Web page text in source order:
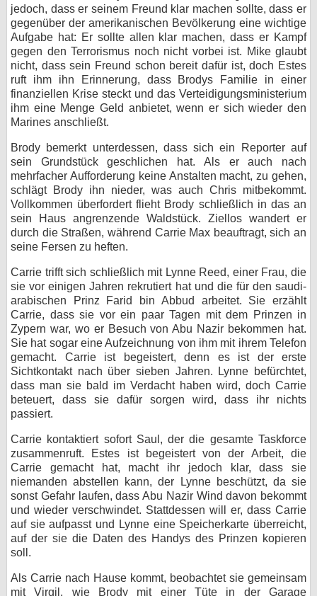
jedoch, dass er seinem Freund klar machen sollte, dass er
gegenüber der amerikanischen Bevölkerung eine wichtige
Aufgabe hat: Er sollte allen klar machen, dass er Kampf
gegen den Terrorismus noch nicht vorbei ist. Mike glaubt
nicht, dass sein Freund schon bereit dafür ist, doch Estes
ruft ihm ihn Erinnerung, dass Brodys Familie in einer
finanziellen Krise steckt und das Verteidigungsministerium
ihm eine Menge Geld anbietet, wenn er sich wieder den
Marines anschließt.
Brody bemerkt unterdessen, dass sich ein Reporter auf
sein Grundstück geschlichen hat. Als er auch nach
mehrfacher Aufforderung keine Anstalten macht, zu gehen,
schlägt Brody ihn nieder, was auch Chris mitbekommt.
Vollkommen überfordert flieht Brody schließlich in das an
sein Haus angrenzende Waldstück. Ziellos wandert er
durch die Straßen, während Carrie Max beauftragt, sich an
seine Fersen zu heften.
Carrie trifft sich schließlich mit Lynne Reed, einer Frau, die
sie vor einigen Jahren rekrutiert hat und die für den saudi-
arabischen Prinz Farid bin Abbud arbeitet. Sie erzählt
Carrie, dass sie vor ein paar Tagen mit dem Prinzen in
Zypern war, wo er Besuch von Abu Nazir bekommen hat.
Sie hat sogar eine Aufzeichnung von ihm mit ihrem Telefon
gemacht. Carrie ist begeistert, denn es ist der erste
Sichtkontakt nach über sieben Jahren. Lynne befürchtet,
dass man sie bald im Verdacht haben wird, doch Carrie
beteuert, dass sie dafür sorgen wird, dass ihr nichts
passiert.
Carrie kontaktiert sofort Saul, der die gesamte Taskforce
zusammenruft. Estes ist begeistert von der Arbeit, die
Carrie gemacht hat, macht ihr jedoch klar, dass sie
niemanden abstellen kann, der Lynne beschützt, da sie
sonst Gefahr laufen, dass Abu Nazir Wind davon bekommt
und wieder verschwindet. Stattdessen will er, dass Carrie
auf sie aufpasst und Lynne eine Speicherkarte überreicht,
auf der sie die Daten des Handys des Prinzen kopieren
soll.
Als Carrie nach Hause kommt, beobachtet sie gemeinsam
mit Virgil, wie Brody mit einer Tüte in der Garage